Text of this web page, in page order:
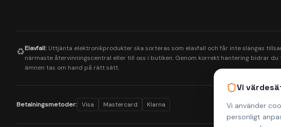
Vi
Vi använder
personligt
♻️Elavfall: Uttjänta elektronikprodukter ska sorteras som elavfall och får inte slängas
närmaste återvinningscentral eller till oss i butiken. Genom korrekt hantering bidrar
ämnen tas om hand på rätt sätt.
Betalningsmetoder: Visa Mastercard Klarna